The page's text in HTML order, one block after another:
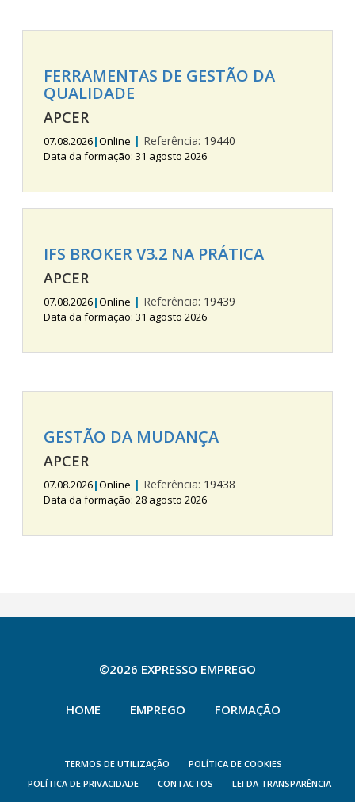
FERRAMENTAS DE GESTÃO DA
QUALIDADE
APCER
07.08.2026|Online | Referência: 19440
Data da formação: 31 agosto 2026
IFS BROKER V3.2 NA PRÁTICA
APCER
07.08.2026|Online | Referência: 19439
Data da formação: 31 agosto 2026
GESTÃO DA MUDANÇA
APCER
07.08.2026|Online | Referência: 19438
Data da formação: 28 agosto 2026
©2026 EXPRESSO EMPREGO
HOME EMPREGO FORMAÇÃO
TERMOS DE UTILIZAÇÃO
POLÍTICA DE COOKIES
POLÍTICA DE PRIVACIDADE
CONTACTOS LEI DA TRANSPARÊNCIA